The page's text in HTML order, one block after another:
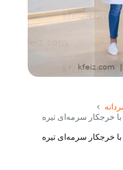
خرجکار سرمه‌ای تیره
خرجکار سرمه‌ای تیره